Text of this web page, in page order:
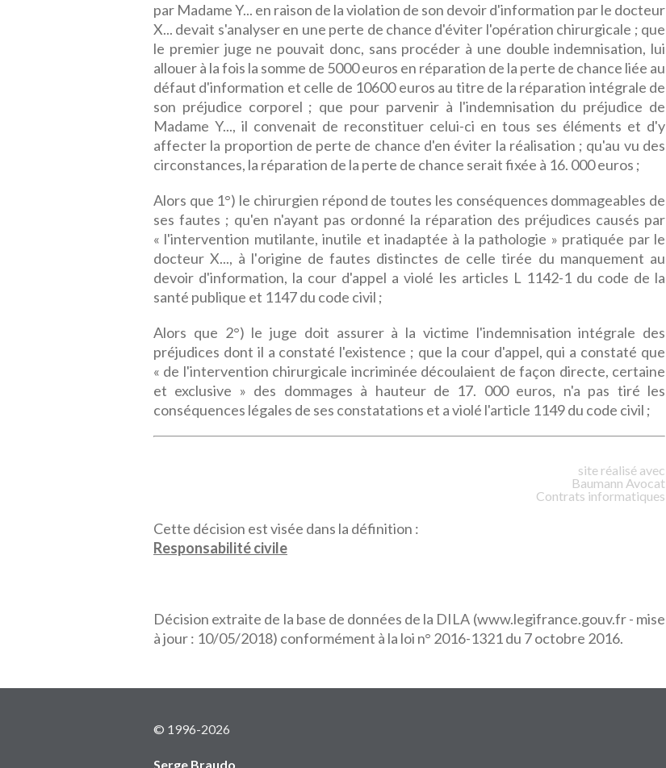
par Madame Y... en raison de la violation de son devoir d'information par le docteur
X... devait s'analyser en une perte de chance d'éviter l'opération chirurgicale ; que
le premier juge ne pouvait donc, sans procéder à une double indemnisation, lui
allouer à la fois la somme de 5000 euros en réparation de la perte de chance liée au
défaut d'information et celle de 10600 euros au titre de la réparation intégrale de
son préjudice corporel ; que pour parvenir à l'indemnisation du préjudice de
Madame Y..., il convenait de reconstituer celui-ci en tous ses éléments et d'y
affecter la proportion de perte de chance d'en éviter la réalisation ; qu'au vu des
circonstances, la réparation de la perte de chance serait fixée à 16. 000 euros ;
Alors que 1°) le chirurgien répond de toutes les conséquences dommageables de
ses fautes ; qu'en n'ayant pas ordonné la réparation des préjudices causés par
« l'intervention mutilante, inutile et inadaptée à la pathologie » pratiquée par le
docteur X..., à l'origine de fautes distinctes de celle tirée du manquement au
devoir d'information, la cour d'appel a violé les articles L 1142-1 du code de la
santé publique et 1147 du code civil ;
Alors que 2°) le juge doit assurer à la victime l'indemnisation intégrale des
préjudices dont il a constaté l'existence ; que la cour d'appel, qui a constaté que
« de l'intervention chirurgicale incriminée découlaient de façon directe, certaine
et exclusive » des dommages à hauteur de 17. 000 euros, n'a pas tiré les
conséquences légales de ses constatations et a violé l'article 1149 du code civil ;
site réalisé avec
Baumann Avocat
Contrats informatiques
Cette décision est visée dans la définition :
Responsabilité civile
Décision extraite de la base de données de la DILA (www.legifrance.gouv.fr - mise
à jour : 10/05/2018) conformément à la loi n° 2016-1321 du 7 octobre 2016.
© 1996-2026
Serge Braudo